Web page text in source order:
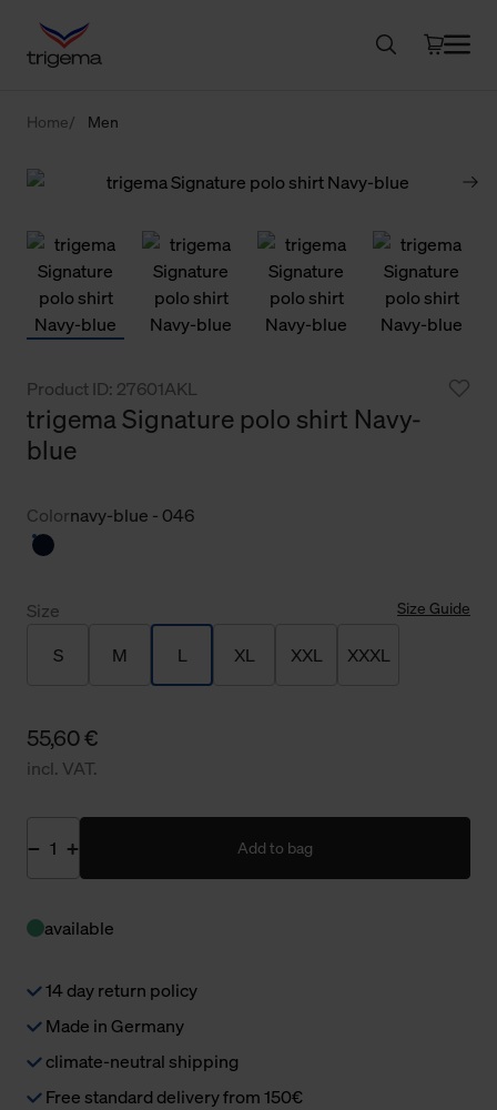
Home Men
Product ID: 27601AKL
trigema Signature polo shirt Navy-
blue
Colornavy-blue - 046
Size Size Guide
S M L XL XXL XXXL
55,60 €
incl. VAT.
Add to bag
available
14 day return policy
Made in Germany
climate-neutral shipping
Free standard delivery from 150€